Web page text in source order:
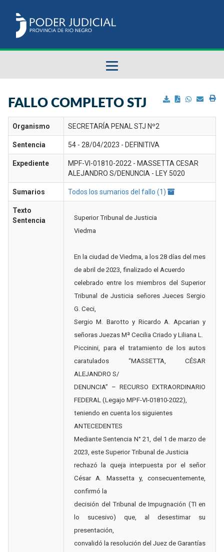
Sumarios del STJ
Manual del Usuario
FALLO COMPLETO STJ
Organismo SECRETARÍA PENAL STJ Nº2
Sentencia 54 - 28/04/2023 - DEFINITIVA
Expediente
MPF-VI-01810-2022 - MASSETTA CESAR
ALEJANDRO S/DENUNCIA - LEY 5020
Sumarios Todos los sumarios del fallo (1)
Texto
Sentencia
Superior Tribunal de Justicia
Viedma
En la ciudad de Viedma, a los 28 días del mes
de abril de 2023, finalizado el Acuerdo
celebrado entre los miembros del Superior
Tribunal de Justicia señores Jueces Sergio
G. Ceci,
Sergio M. Barotto y Ricardo A. Apcarian y
señoras Juezas Mª Cecilia Criado y Liliana L.
Piccinini, para el tratamiento de los autos
caratulados “MASSETTA, CÉSAR
ALEJANDRO S/
DENUNCIA” – RECURSO EXTRAORDINARIO
FEDERAL (Legajo MPF-VI-01810-2022),
teniendo en cuenta los siguientes
ANTECEDENTES
Mediante Sentencia N° 21, del 1 de marzo de
2023, este Superior Tribunal de Justicia
rechazó la queja interpuesta por el señor
César A. Massetta y, consecuentemente,
confirmó la
decisión del Tribunal de Impugnación (TI en
lo sucesivo) que, al desestimar su
presentación,
convalidó la resolución del Juez de Garantías